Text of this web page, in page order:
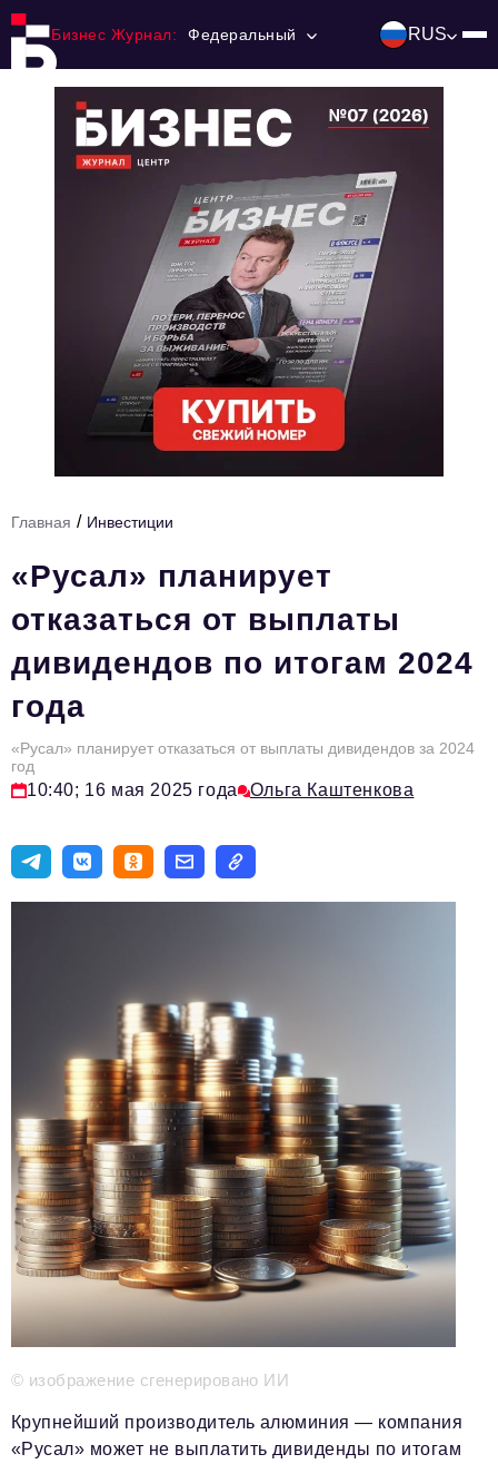
Бизнес Журнал: Федеральный RUS
Ниши и рынки
Технологии и тренды
HR
Персона номера
Юридический практикум
Стиль жизни
Туризм
Импортозамещение
Эксперты
Телефон редакции:+7 495 727-01-67
Электронные почты редакции:
Информационный отдел
info@business-magazine.online
Отдел рекламы
reklama@business-magazine.online
Отдел распространения/редакционная подписка
podpiska@business-magazine.online
Отдел по работе с партнерами
partner@business-magazine.online
Главная / Инвестиции
«Русал» планирует
отказаться от выплаты
дивидендов по итогам 2024
года
«Русал» планирует отказаться от выплаты дивидендов за 2024
год
10:40; 16 мая 2025 года Ольга Каштенкова
© изображение сгенерировано ИИ
Крупнейший производитель алюминия — компания
«Русал» может не выплатить дивиденды по итогам